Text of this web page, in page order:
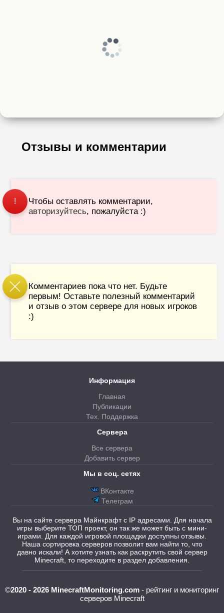
Отзывы и комментарии
!
Чтобы оставлять комментарии,
авторизуйтесь, пожалуйста :)
Комментариев пока что нет. Будьте
первым! Оставьте полезный комментарий
и отзыв о этом сервере для новых игроков
:)
Информация
Главная
Публикации
Тех. Поддержка
Сервера
Все сервера
Добавить сервер
Мы в соц. сетях
ВКонтакте
Телеграм
Вы на сайте сервера Майнкрафт с IP адресами. Для начала
игры выберите ТОП проект, он так же может быть с мини-
играми. Для каждой игровой площадки доступны отзывы.
Наша сортировка серверов позволит вам найти то, что
давно искали! А хотите узнать как раскрутить свой сервер
Minecraft, то переходите в раздел добавления.
©2020 - 2026 MinecraftMonitoring.com - рейтинг и мониторинг
серверов Minecraft